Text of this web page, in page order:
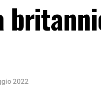
2022